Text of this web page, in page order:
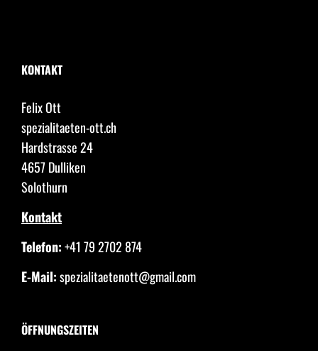
KONTAKT
Felix Ott
spezialitaeten-ott.ch
Hardstrasse 24
4657 Dulliken
Solothurn
Kontakt
Telefon:+41 79 2702 874
E-Mail:spezialitaetenott@gmail.com
ÖFFNUNGSZEITEN